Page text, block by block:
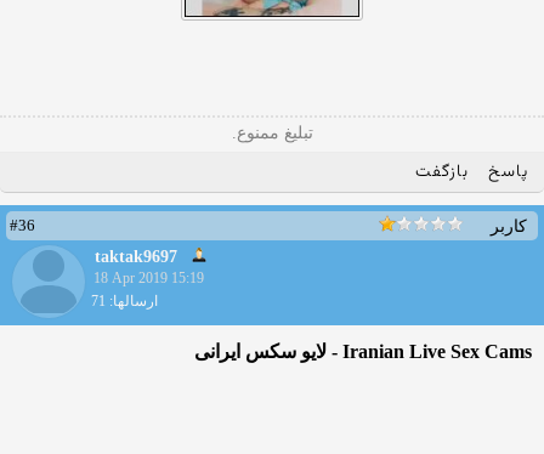
تبلیغ ممنوع.
پاسخ بازگفت
کاربر
#36
taktak9697
18 Apr 2019 15:19
ارسالها: 71
Iranian Live Sex Cams - لایو سکس ایرانی